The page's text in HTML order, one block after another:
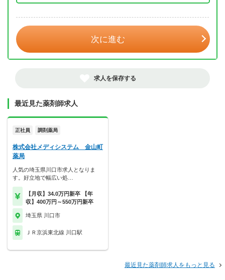
次に進む
求人を保存する
最近見た薬剤師求人
正社員 調剤薬局
株式会社メディシステム 金山町
薬局
人気の埼玉県川口市求人となりま
す。好立地で幅広い処…
【月収】34.0万円新卒 【年
収】400万円～550万円新卒
埼玉県 川口市
ＪＲ京浜東北線 川口駅
最近見た薬剤師求人をもっと見る